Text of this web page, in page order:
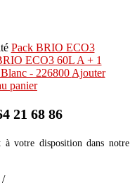
Pack BRIO ECO3
ECO3 60L A + 1
- 226800Ajouter
panier
21 68 86
à votre disposition dans notre
/